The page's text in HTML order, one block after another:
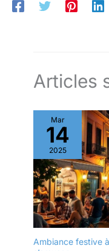
Articles
Mar
14
2025
Ambiance festive